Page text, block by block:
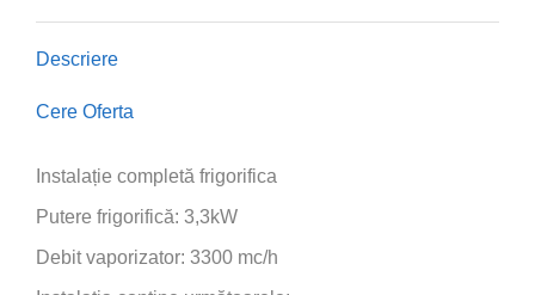
Descriere
Cere Oferta
Instalație completă frigorifica
Putere frigorifică: 3,3kW
Debit vaporizator: 3300 mc/h